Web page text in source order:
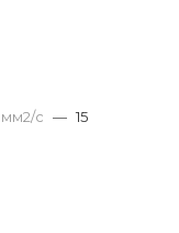
мм2/с — 15